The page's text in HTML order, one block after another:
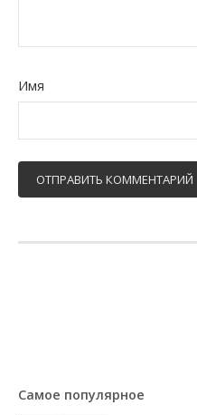
Имя
Самое популярное